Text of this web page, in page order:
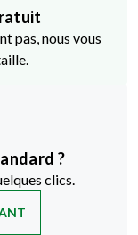
pas, nous vous
?
clics.